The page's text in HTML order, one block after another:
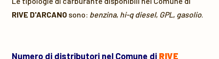
RIVE D'ARCANO sono: benzina, hi-q diesel, GPL, gasolio.
Numero di distributori nel Comune di RIVE